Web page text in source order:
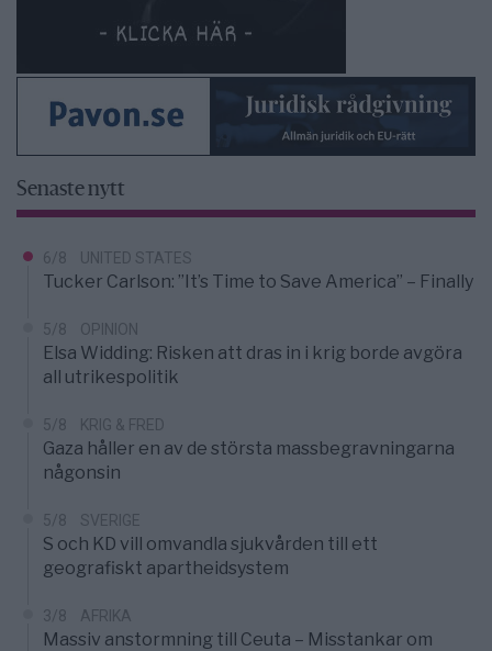
Senaste nytt
6/8 UNITED STATES
Tucker Carlson: ”It’s Time to Save America” – Finally
5/8 OPINION
Elsa Widding: Risken att dras in i krig borde avgöra
all utrikespolitik
5/8 KRIG & FRED
Gaza håller en av de största massbegravningarna
någonsin
5/8 SVERIGE
S och KD vill omvandla sjukvården till ett
geografiskt apartheidsystem
3/8 AFRIKA
Massiv anstormning till Ceuta – Misstankar om